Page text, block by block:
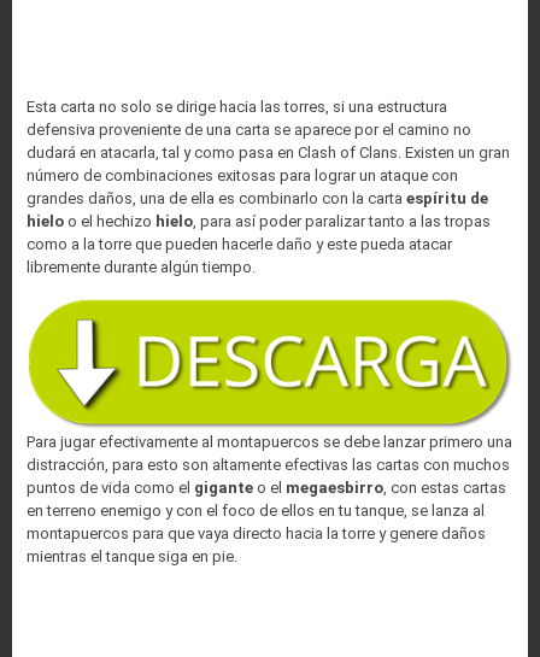
Esta carta no solo se dirige hacia las torres, si una estructura
defensiva proveniente de una carta se aparece por el camino no
dudará en atacarla, tal y como pasa en Clash of Clans. Existen un gran
número de combinaciones exitosas para lograr un ataque con
grandes daños, una de ella es combinarlo con la carta espíritu de
hielo o el hechizo hielo , para así poder paralizar tanto a las tropas
como a la torre que pueden hacerle daño y este pueda atacar
libremente durante algún tiempo.
Para jugar efectivamente al montapuercos se debe lanzar primero una
distracción, para esto son altamente efectivas las cartas con muchos
puntos de vida como el gigante o el megaesbirro , con estas cartas
en terreno enemigo y con el foco de ellos en tu tanque, se lanza al
montapuercos para que vaya directo hacia la torre y genere daños
mientras el tanque siga en pie.